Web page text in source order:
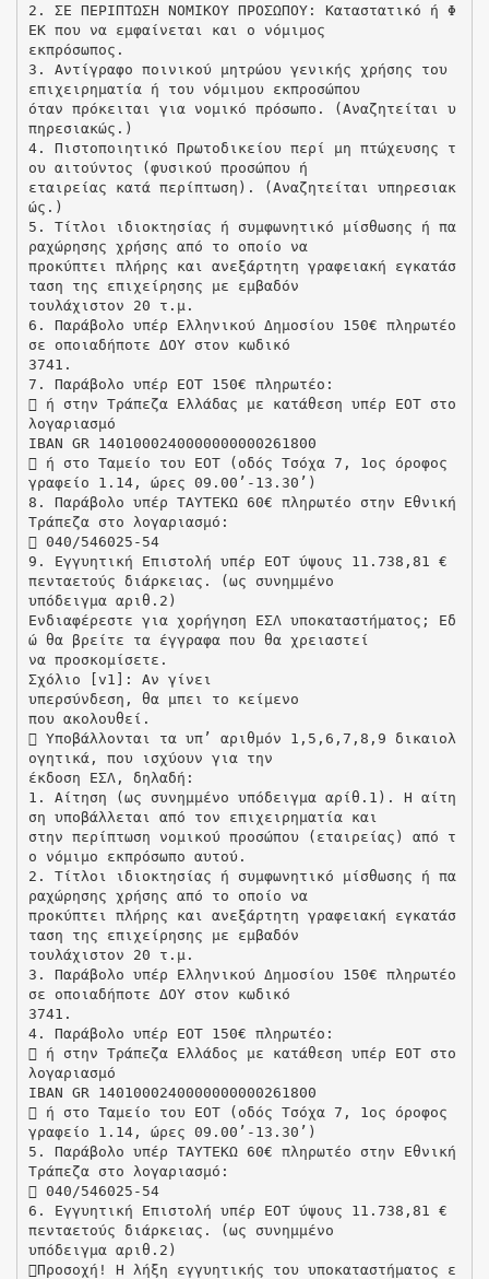
2. ΣΕ ΠΕΡΙΠΤΩΣΗ ΝΟΜΙΚΟΥ ΠΡΟΣΩΠΟΥ: Καταστατικό ή Φ
ΕΚ που να εμφαίνεται και ο νόμιμος
εκπρόσωπος.
3. Αντίγραφο ποινικού μητρώου γενικής χρήσης του
επιχειρηματία ή του νόμιμου εκπροσώπου
όταν πρόκειται για νομικό πρόσωπο. (Αναζητείται υ
πηρεσιακώς.)
4. Πιστοποιητικό Πρωτοδικείου περί μη πτώχευσης τ
ου αιτούντος (φυσικού προσώπου ή
εταιρείας κατά περίπτωση). (Αναζητείται υπηρεσιακ
ώς.)
5. Τίτλοι ιδιοκτησίας ή συμφωνητικό μίσθωσης ή πα
ραχώρησης χρήσης από το οποίο να
προκύπτει πλήρης και ανεξάρτητη γραφειακή εγκατάσ
ταση της επιχείρησης με εμβαδόν
τουλάχιστον 20 τ.μ.
6. Παράβολο υπέρ Ελληνικού Δημοσίου 150€ πληρωτέο
σε οποιαδήποτε ΔΟΥ στον κωδικό
3741.
7. Παράβολο υπέρ ΕΟΤ 150€ πληρωτέο:
 ή στην Τράπεζα Ελλάδας με κατάθεση υπέρ ΕΟΤ στο
λογαριασμό
ΙΒΑΝ GR 1401000240000000000261800
 ή στο Ταμείο του ΕΟΤ (οδός Τσόχα 7, 1ος όροφος
γραφείο 1.14, ώρες 09.00’-13.30’)
8. Παράβολο υπέρ ΤΑΥΤΕΚΩ 60€ πληρωτέο στην Εθνική
Τράπεζα στο λογαριασμό:
 040/546025-54
9. Εγγυητική Επιστολή υπέρ ΕΟΤ ύψους 11.738,81 €
πενταετούς διάρκειας. (ως συνημμένο
υπόδειγμα αριθ.2)
Ενδιαφέρεστε για χορήγηση ΕΣΛ υποκαταστήματος; Εδ
ώ θα βρείτε τα έγγραφα που θα χρειαστεί
να προσκομίσετε.
Σχόλιο [v1]: Αν γίνει
υπερσύνδεση, θα μπει το κείμενο
που ακολουθεί.
 Υποβάλλονται τα υπ’ αριθμόν 1,5,6,7,8,9 δικαιολ
ογητικά, που ισχύουν για την
έκδοση ΕΣΛ, δηλαδή:
1. Αίτηση (ως συνημμένο υπόδειγμα αρίθ.1). Η αίτη
ση υποβάλλεται από τον επιχειρηματία και
στην περίπτωση νομικού προσώπου (εταιρείας) από τ
ο νόμιμο εκπρόσωπο αυτού.
2. Τίτλοι ιδιοκτησίας ή συμφωνητικό μίσθωσης ή πα
ραχώρησης χρήσης από το οποίο να
προκύπτει πλήρης και ανεξάρτητη γραφειακή εγκατάσ
ταση της επιχείρησης με εμβαδόν
τουλάχιστον 20 τ.μ.
3. Παράβολο υπέρ Ελληνικού Δημοσίου 150€ πληρωτέο
σε οποιαδήποτε ΔΟΥ στον κωδικό
3741.
4. Παράβολο υπέρ ΕΟΤ 150€ πληρωτέο:
 ή στην Τράπεζα Ελλάδος με κατάθεση υπέρ ΕΟΤ στο
λογαριασμό
ΙΒΑΝ GR 1401000240000000000261800
 ή στο Ταμείο του ΕΟΤ (οδός Τσόχα 7, 1ος όροφος
γραφείο 1.14, ώρες 09.00’-13.30’)
5. Παράβολο υπέρ ΤΑΥΤΕΚΩ 60€ πληρωτέο στην Εθνική
Τράπεζα στο λογαριασμό:
 040/546025-54
6. Εγγυητική Επιστολή υπέρ ΕΟΤ ύψους 11.738,81 €
πενταετούς διάρκειας. (ως συνημμένο
υπόδειγμα αριθ.2)
Προσοχή! Η λήξη εγγυητικής του υποκαταστήματος ε